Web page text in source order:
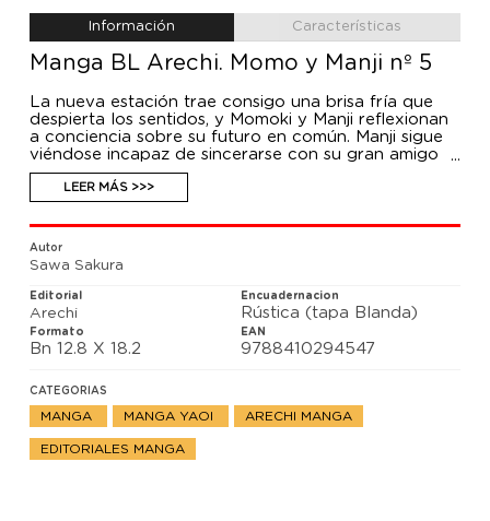
Información Características
Manga BL Arechi. Momo y Manji nº 5
La nueva estación trae consigo una brisa fría que
despierta los sentidos, y Momoki y Manji reflexionan
a conciencia sobre su futuro en común. Manji sigue
viéndose incapaz de sincerarse con su gran amigo
Tsuna, pero, dispuesto por fin a desterrar la cobardía
de su corazón, decide enfrentarse a los sofocantes
recuerdos de su niñez y se dirige a la casa que lo vio
crecer. Ante la mirada gélida de su padre, Matsuri, y
ante su tío Iwai, por el que años atrás languidecía
de amor, Manji comienza a hablar...
LEER MÁS >>>
Autor
Sawa Sakura
Editorial
Arechi
Encuadernacion
Rústica (tapa Blanda)
Formato
Bn 12.8 X 18.2
EAN
9788410294547
CATEGORIAS
MANGA MANGA YAOI ARECHI MANGA
EDITORIALES MANGA